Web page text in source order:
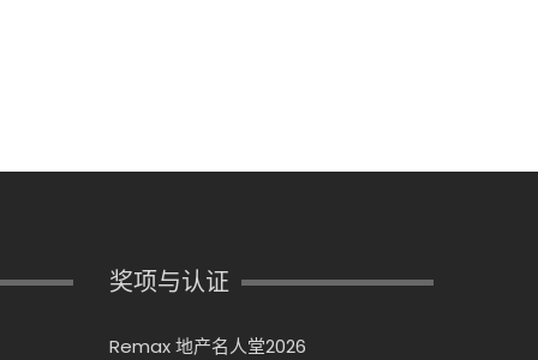
奖项与认证
Remax 地产名人堂2026